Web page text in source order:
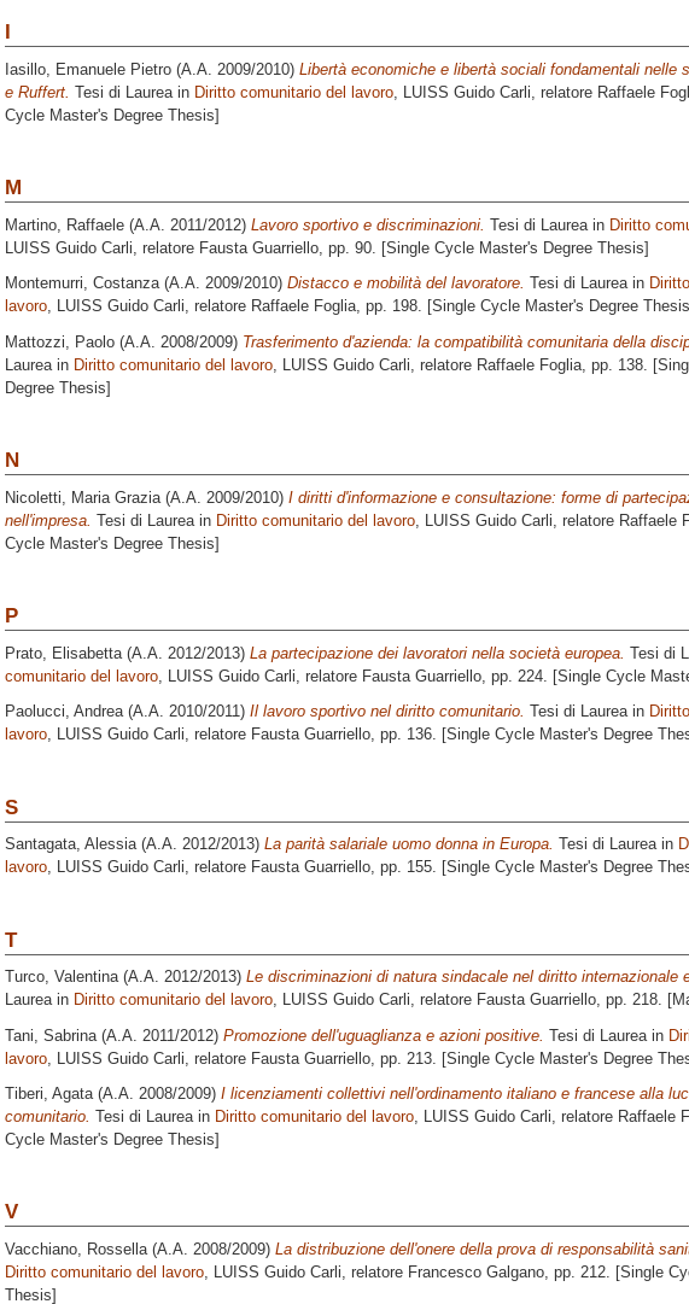
I
Iasillo, Emanuele Pietro (A.A. 2009/2010) Libertà economiche e libertà sociali fondamentali nelle
e Ruffert. Tesi di Laurea in Diritto comunitario del lavoro , LUISS Guido Carli, relatore Raffaele
Cycle Master's Degree Thesis]
M
Martino, Raffaele (A.A. 2011/2012) Lavoro sportivo e discriminazioni. Tesi di Laurea in Diritto
LUISS Guido Carli, relatore Fausta Guarriello , pp. 90. [Single Cycle Master's Degree Thesis]
Montemurri, Costanza(A.A. 2009/2010) Distacco e mobilità del lavoratore. Tesi di Laurea in
lavoro, LUISS Guido Carli, relatore Raffaele Foglia, pp. 198. [Single Cycle Master's Degree
Mattozzi, Paolo (A.A. 2008/2009) Trasferimento d'azienda: la compatibilità comunitaria della
Laurea in Diritto comunitario del lavoro , LUISS Guido Carli, relatore Raffaele Foglia , pp. 138.
Degree Thesis]
N
Nicoletti, Maria Grazia (A.A. 2009/2010) I diritti d'informazione e consultazione: forme di
nell'impresa. Tesi di Laurea in Diritto comunitario del lavoro , LUISS Guido Carli, relatore Raffaele
Cycle Master's Degree Thesis]
P
Prato, Elisabetta (A.A. 2012/2013) La partecipazione dei lavoratori nella società europea. Tesi di
comunitario del lavoro , LUISS Guido Carli, relatore Fausta Guarriello , pp. 224. [Single Cycle
Paolucci, Andrea(A.A. 2010/2011) Il lavoro sportivo nel diritto comunitario. Tesi di Laurea in
lavoro, LUISS Guido Carli, relatore Fausta Guarriello, pp. 136. [Single Cycle Master's Degree
S
Santagata, Alessia(A.A. 2012/2013) La parità salariale uomo donna in Europa. Tesi di Laurea in
lavoro, LUISS Guido Carli, relatore Fausta Guarriello, pp. 155. [Single Cycle Master's Degree
T
Turco, Valentina(A.A. 2012/2013) Le discriminazioni di natura sindacale nel diritto internazionale
Laurea in Diritto comunitario del lavoro, LUISS Guido Carli, relatore Fausta Guarriello, pp. 218.
Tani, Sabrina (A.A. 2011/2012) Promozione dell'uguaglianza e azioni positive. Tesi di Laurea in
lavoro , LUISS Guido Carli, relatore Fausta Guarriello , pp. 213. [Single Cycle Master's Degree
Tiberi, Agata (A.A. 2008/2009) I licenziamenti collettivi nell'ordinamento italiano e francese alla
comunitario. Tesi di Laurea in Diritto comunitario del lavoro , LUISS Guido Carli, relatore Raffaele
Cycle Master's Degree Thesis]
V
Vacchiano, Rossella (A.A. 2008/2009) La distribuzione dell'onere della prova di responsabilità
Diritto comunitario del lavoro , LUISS Guido Carli, relatore Francesco Galgano , pp. 212. [Single
Thesis]